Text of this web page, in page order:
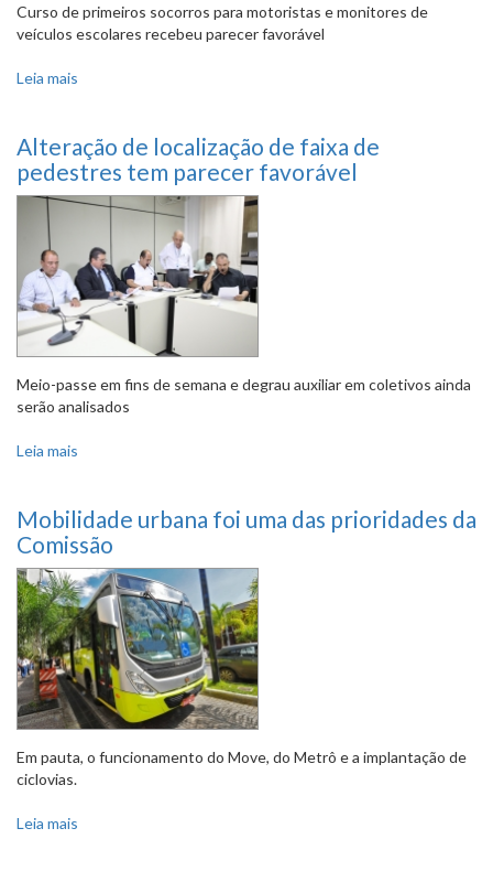
Curso de primeiros socorros para motoristas e monitores de
veículos escolares recebeu parecer favorável
Leia mais
Alteração de localização de faixa de
pedestres tem parecer favorável
Meio-passe em fins de semana e degrau auxiliar em coletivos ainda
serão analisados
Leia mais
Mobilidade urbana foi uma das prioridades da
Comissão
Em pauta, o funcionamento do Move, do Metrô e a implantação de
ciclovias.
Leia mais